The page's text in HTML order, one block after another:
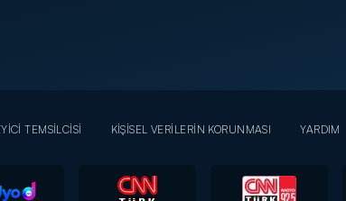
TEMSİLCİSİ KİŞİSEL VERİLERİN KORUNMASI YARDIM